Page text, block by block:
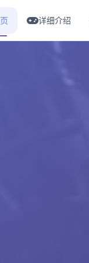
详细介绍